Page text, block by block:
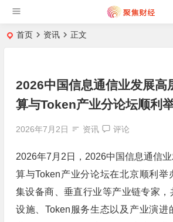
首页 资讯 正文
2026中国信息通信业发展高
算与Token产业分论坛顺利
2026年7月2日 资讯 评论
2026年7月2日，2026中国信息通信
算与Token产业分论坛在北京顺利举
集设备商、垂直行业等产业链专家，
设施、Token服务生态以及产业演进